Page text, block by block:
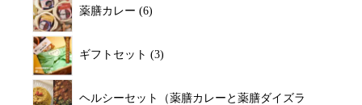
薬膳カレー 6
ギフトセット 3
ヘルシーセット（薬膳カレーと薬膳ダイズラ